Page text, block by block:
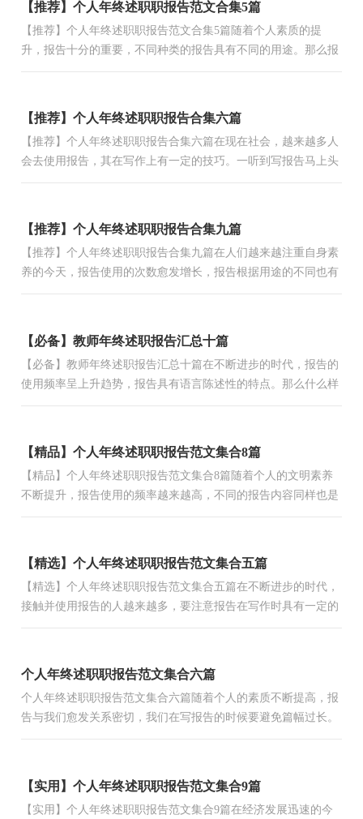
【推荐】个人年终述职职报告范文合集5篇
【推荐】个人年终述职职报告范文合集5篇随着个人素质的提
升，报告十分的重要，不同种类的报告具有不同的用途。那么报
【推荐】个人年终述职职报告合集六篇
【推荐】个人年终述职职报告合集六篇在现在社会，越来越多人
会去使用报告，其在写作上有一定的技巧。一听到写报告马上头
【推荐】个人年终述职职报告合集九篇
【推荐】个人年终述职职报告合集九篇在人们越来越注重自身素
养的今天，报告使用的次数愈发增长，报告根据用途的不同也有
【必备】教师年终述职报告汇总十篇
【必备】教师年终述职报告汇总十篇在不断进步的时代，报告的
使用频率呈上升趋势，报告具有语言陈述性的特点。那么什么样
【精品】个人年终述职职报告范文集合8篇
【精品】个人年终述职职报告范文集合8篇随着个人的文明素养
不断提升，报告使用的频率越来越高，不同的报告内容同样也是
【精选】个人年终述职职报告范文集合五篇
【精选】个人年终述职职报告范文集合五篇在不断进步的时代，
接触并使用报告的人越来越多，要注意报告在写作时具有一定的
个人年终述职职报告范文集合六篇
个人年终述职职报告范文集合六篇随着个人的素质不断提高，报
告与我们愈发关系密切，我们在写报告的时候要避免篇幅过长。
【实用】个人年终述职职报告范文集合9篇
【实用】个人年终述职职报告范文集合9篇在经济发展迅速的今